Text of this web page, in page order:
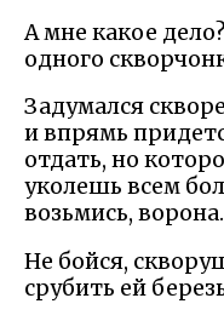
А мне какое
одного
Задумался
и впрямь
отдать, но
уколешь всем
возьмись, ворона.
Не бойся,
срубить ей